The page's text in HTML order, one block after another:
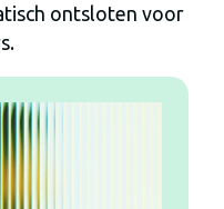
ontsloten voor